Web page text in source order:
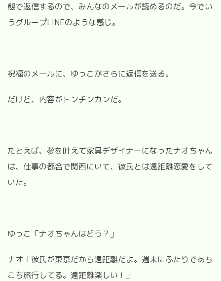
態で返信するので、みんなのメールが読めるのだ。今でい
うグループLINEのような感じ。
祝福のメールに、ゆっこがさらに返信を送る。
だけど、内容がトンチンカンだ。
たとえば、夢を叶えて家具デザイナーになったナオちゃん
は、仕事の都合で関西にいて、彼氏とは遠距離恋愛をして
いた。
ゆっこ「ナオちゃんはどう？」
ナオ「彼氏が東京だから遠距離だよ。週末にふたりであち
こち旅行してる。遠距離楽しい！」